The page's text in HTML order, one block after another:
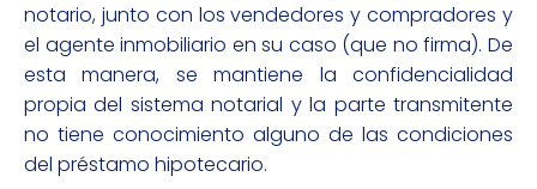
notario, junto con los vendedores y compradores y
el agente inmobiliario en su caso (que no firma). De
esta manera, se mantiene la confidencialidad
propia del sistema notarial y la parte transmitente
no tiene conocimiento alguno de las condiciones
del préstamo hipotecario.